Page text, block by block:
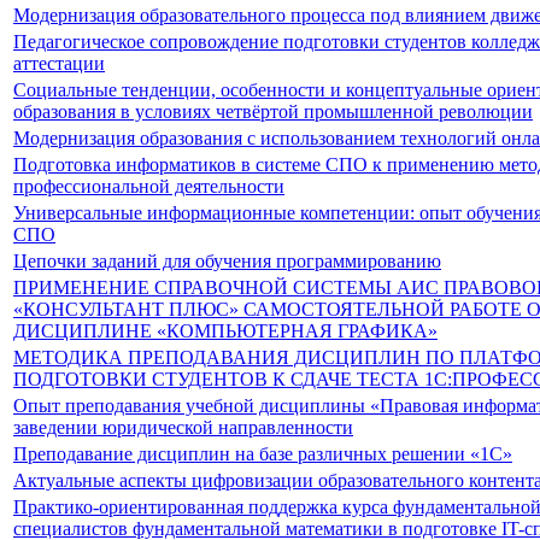
Модернизация образовательного процесса под влиянием
Педагогическое сопровождение подготовки студентов
аттестации
Социальные тенденции, особенности и концептуальные
образования в условиях четвёртой промышленной революции
Модернизация образования с использованием технологий
Подготовка информатиков в системе СПО к применению
профессиональной деятельности
Универсальные информационные компетенции: опыт
СПО
Цепочки заданий для обучения программированию
ПРИМЕНЕНИЕ СПРАВОЧНОЙ СИСТЕМЫ АИС
«КОНСУЛЬТАНТ ПЛЮС» САМОСТОЯТЕЛЬНОЙ РАБОТЕ
ДИСЦИПЛИНЕ «КОМПЬЮТЕРНАЯ ГРАФИКА»
МЕТОДИКА ПРЕПОДАВАНИЯ ДИСЦИПЛИН ПО
ПОДГОТОВКИ СТУДЕНТОВ К СДАЧЕ ТЕСТА
Опыт преподавания учебной дисциплины «Правовая
заведении юридической направленности
Преподавание дисциплин на базе различных решении «1С»
Актуальные аспекты цифровизации образовательного
Практико-ориентированная поддержка курса
специалистов фундаментальной математики в подготовке IT-